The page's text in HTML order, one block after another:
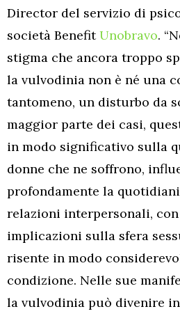
Director del servizio di
società BenefitUnobravo.
stigma che ancora troppo
la vulvodinia non è né una
tantomeno, un disturbo da
maggior parte dei casi,
in modo significativo sulla
donne che ne soffrono,
profondamente la
relazioni interpersonali,
implicazioni sulla sfera
risente in modo
condizione. Nelle sue
la vulvodinia può divenire